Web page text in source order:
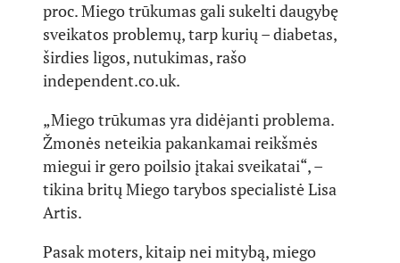
proc. Miego trūkumas gali sukelti daugybę
sveikatos problemų, tarp kurių – diabetas,
širdies ligos, nutukimas, rašo
independent.co.uk.
„Miego trūkumas yra didėjanti problema.
Žmonės neteikia pakankamai reikšmės
miegui ir gero poilsio įtakai sveikatai“, –
tikina britų Miego tarybos specialistė Lisa
Artis.
Pasak moters, kitaip nei mitybą, miego